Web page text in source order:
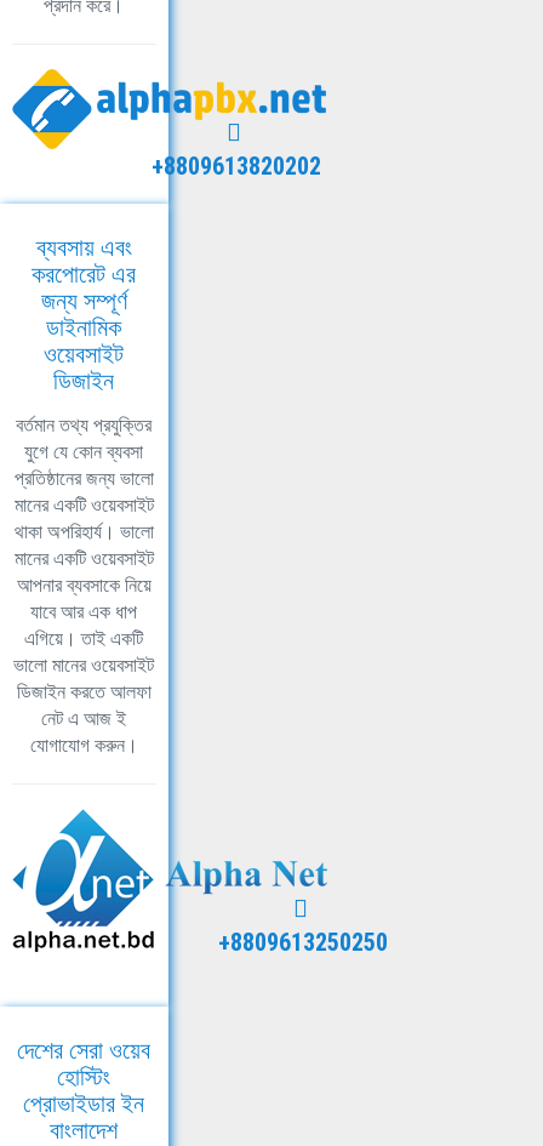
প্রদান করে।
+8809613820202
ব্যবসায় এবং
করপোরেট এর
জন্য সম্পূর্ণ
ডাইনামিক
ওয়েবসাইট
ডিজাইন
বর্তমান তথ্য প্রযুক্তির
যুগে যে কোন ব্যবসা
প্রতিষ্ঠানের জন্য ভালো
মানের একটি ওয়েবসাইট
থাকা অপরিহার্য। ভালো
মানের একটি ওয়েবসাইট
আপনার ব্যবসাকে নিয়ে
যাবে আর এক ধাপ
এগিয়ে। তাই একটি
ভালো মানের ওয়েবসাইট
ডিজাইন করতে আলফা
নেট এ আজ ই
যোগাযোগ করুন।
+8809613250250
দেশের সেরা ওয়েব
হোস্টিং
প্রোভাইডার ইন
বাংলাদেশ